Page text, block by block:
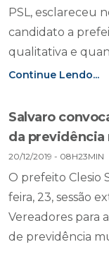
PSL, esclareceu
candidato a
qualitativa e
Continue Lendo...
Salvaro
da previdência
20/12/2019 - 08H23MIN
O prefeito Clesio
feira, 23, sessão
Vereadores para
de previdência